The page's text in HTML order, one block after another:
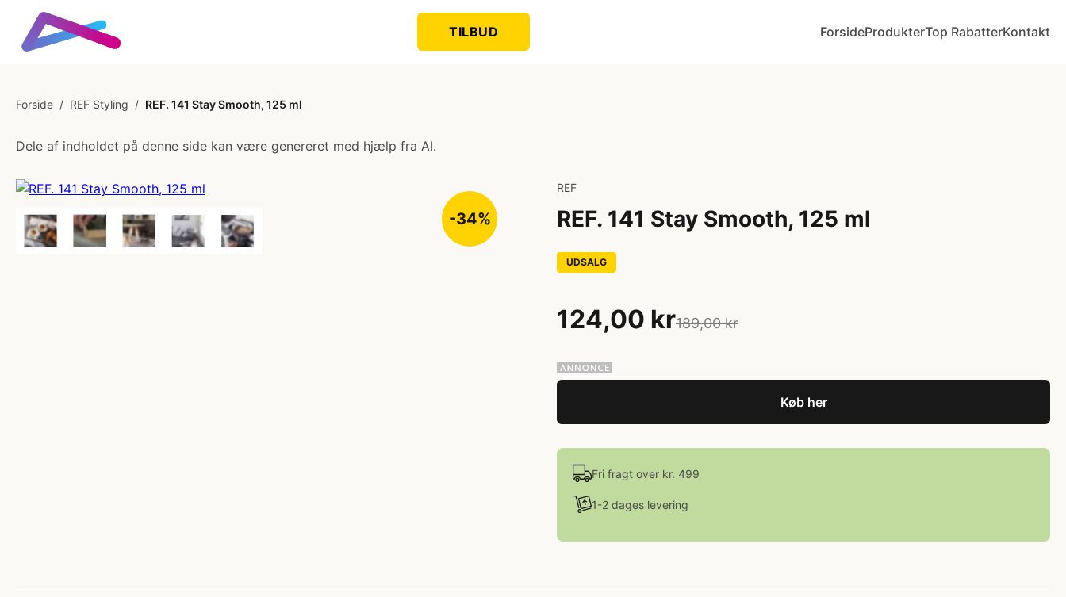
TILBUD ForsideProdukterTop RabatterKontakt
Forside / REF Styling / REF. 141 Stay Smooth, 125 ml
Dele af indholdet på denne side kan være genereret med hjælp fra AI.
-34%
REF
REF. 141 Stay Smooth, 125 ml
UDSALG
124,00 kr189,00 kr
Køb her
Fri fragt over kr. 499
1-2 dages levering